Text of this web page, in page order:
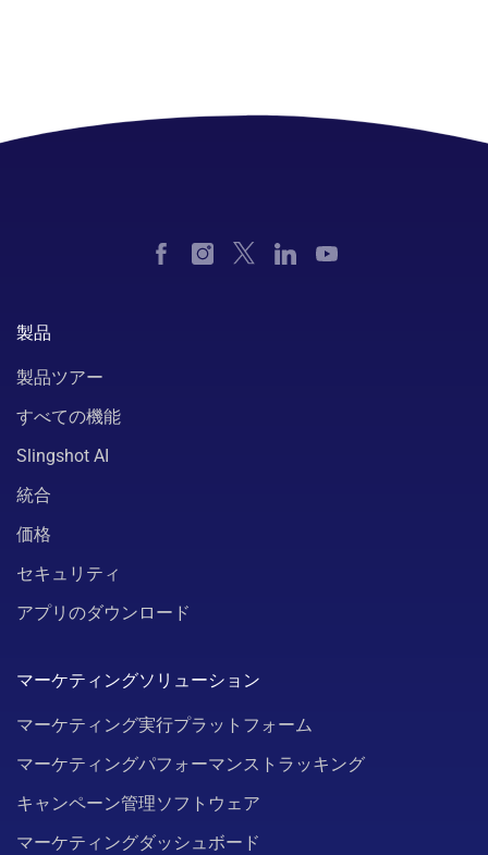
製品
製品ツアー
すべての機能
Slingshot AI
統合
価格
セキュリティ
アプリのダウンロード
マーケティングソリューション
マーケティング実行プラットフォーム
マーケティングパフォーマンストラッキング
キャンペーン管理ソフトウェア
マーケティングダッシュボード